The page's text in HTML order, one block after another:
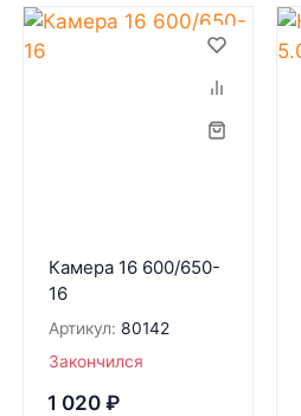
Камера 16 600/650-
16
Артикул: 80142
Закончился
1 020 ₽